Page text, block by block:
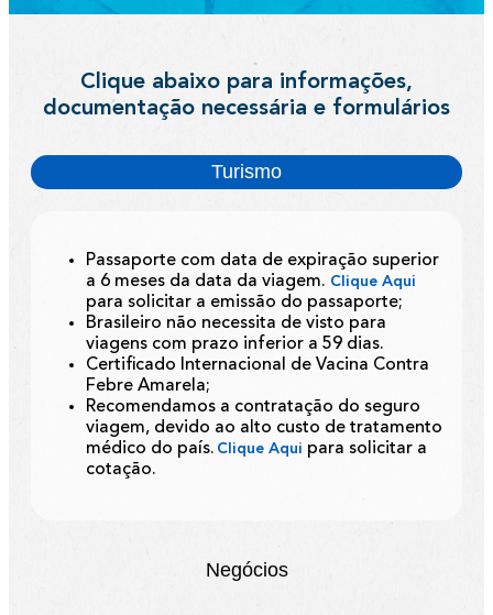
Clique abaixo para informações,
documentação necessária e formulários
Turismo
Negócios
Passaporte com data de expiração superior
a 6 meses da data da viagem. Clique Aqui
para solicitar a emissão do passaporte;
Brasileiro não necessita de visto para
viagens com prazo inferior a 59 dias.
Certificado Internacional de Vacina Contra
Febre Amarela;
Recomendamos a contratação do seguro
viagem, devido ao alto custo de tratamento
médico do país. Clique Aqui para solicitar a
cotação.